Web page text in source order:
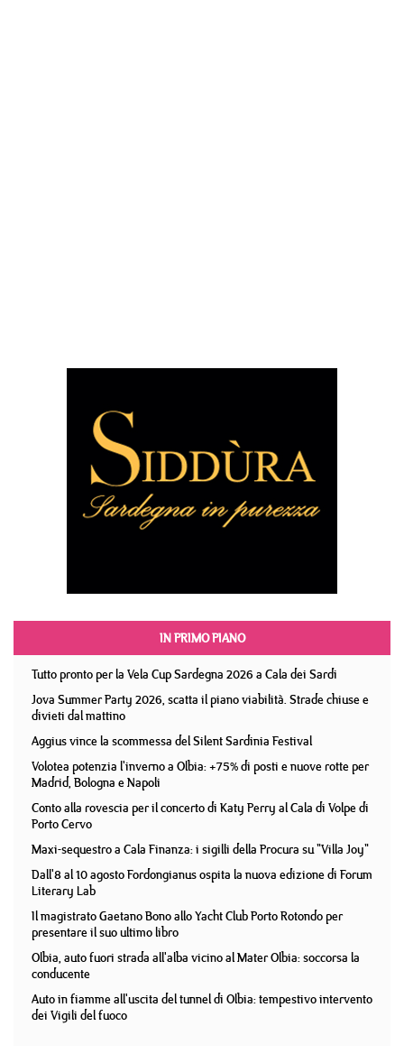
IN PRIMO PIANO
Tutto pronto per la Vela Cup Sardegna 2026 a Cala dei Sardi
Jova Summer Party 2026, scatta il piano viabilità. Strade chiuse e
divieti dal mattino
Aggius vince la scommessa del Silent Sardinia Festival
Volotea potenzia l'inverno a Olbia: +75% di posti e nuove rotte per
Madrid, Bologna e Napoli
Conto alla rovescia per il concerto di Katy Perry al Cala di Volpe di
Porto Cervo
Maxi-sequestro a Cala Finanza: i sigilli della Procura su "Villa Joy"
Dall'8 al 10 agosto Fordongianus ospita la nuova edizione di Forum
Literary Lab
Il magistrato Gaetano Bono allo Yacht Club Porto Rotondo per
presentare il suo ultimo libro
Olbia, auto fuori strada all'alba vicino al Mater Olbia: soccorsa la
conducente
Auto in fiamme all'uscita del tunnel di Olbia: tempestivo intervento
dei Vigili del fuoco